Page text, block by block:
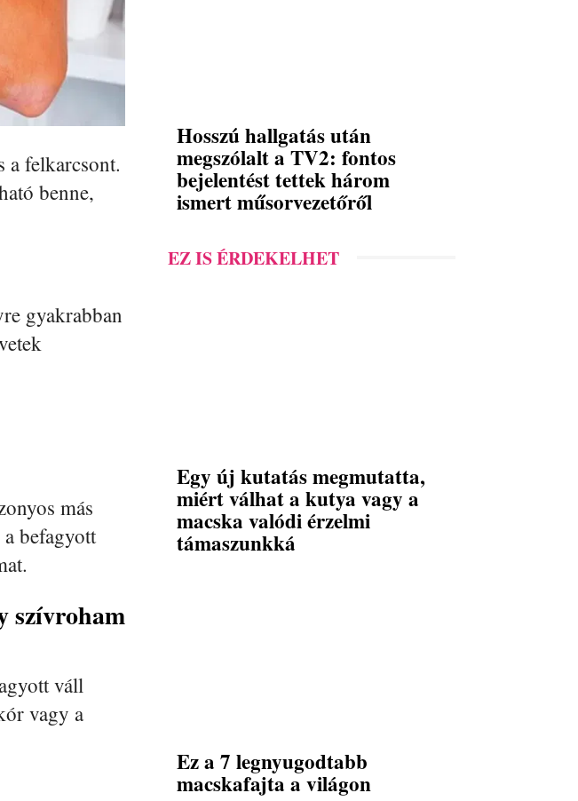
a felkarcsont.
benne,
gyakrabban
más
befagyott
szívroham
váll
vagy a
Hosszú hallgatás után
megszólalt a TV2: fontos
bejelentést tettek három
ismert műsorvezetőről
EZ IS ÉRDEKELHET
Egy új kutatás megmutatta,
miért válhat a kutya vagy a
macska valódi érzelmi
támaszunkká
Ez a 7 legnyugodtabb
macskafajta a világon